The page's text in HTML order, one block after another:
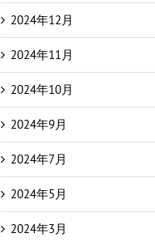
2024年12月
2024年11月
2024年10月
2024年9月
2024年7月
2024年5月
2024年3月